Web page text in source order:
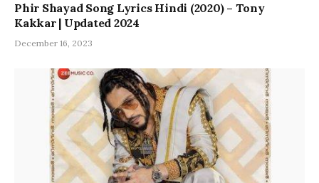
Phir Shayad Song Lyrics Hindi (2020) – Tony
Kakkar | Updated 2024
December 16, 2023